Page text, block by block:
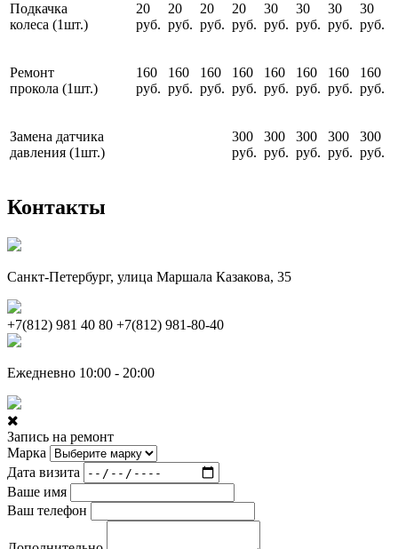
Подкачка
колеса (1шт.)
20
руб.
20
руб.
20
руб.
20
руб.
30
руб.
30
руб.
30
руб.
30
руб.
Ремонт
прокола (1шт.)
160
руб.
160
руб.
160
руб.
160
руб.
160
руб.
160
руб.
160
руб.
160
руб.
Замена датчика
давления (1шт.)
300
руб.
300
руб.
300
руб.
300
руб.
300
руб.
Контакты
Санкт-Петербург, улица Маршала Казакова, 35
+7(812) 981 40 80 +7(812) 981-80-40
Ежедневно 10:00 - 20:00
Запись на ремонт
Марка
Дата визита
Ваше имя
Ваш телефон